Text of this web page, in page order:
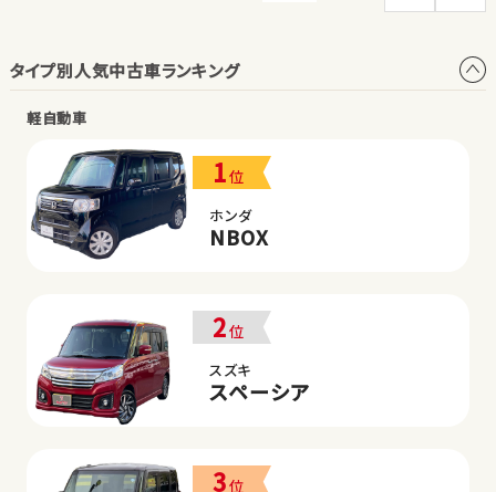
タイプ別人気中古車ランキング
軽自動車
1位
ホンダ
NBOX
2位
スズキ
スペーシア
3位